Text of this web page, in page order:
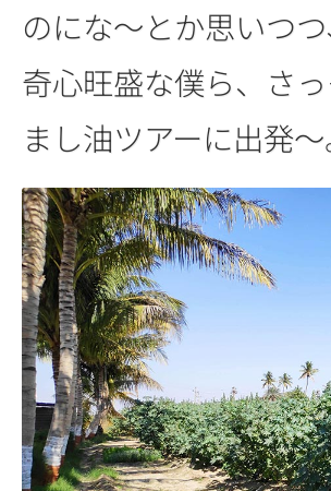
のにな～とか思いつ
奇心旺盛な僕ら、さ
まし油ツアーに出発～